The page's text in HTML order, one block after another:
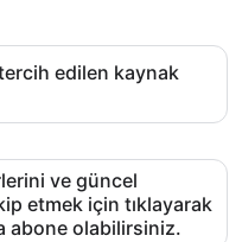
edilen kaynak
ve güncel
etmek için tıklayarak
abone olabilirsiniz.